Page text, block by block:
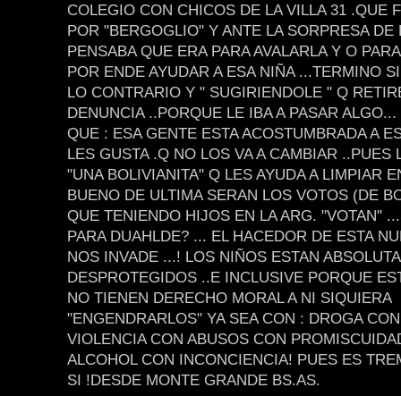
COLEGIO CON CHICOS DE LA VILLA 31 .QUE
POR "BERGOGLIO" Y ANTE LA SORPRESA DE
PENSABA QUE ERA PARA AVALARLA Y O
POR ENDE AYUDAR A ESA NIÑA ...TERMINO
LO CONTRARIO Y " SUGIRIENDOLE " Q
DENUNCIA ..PORQUE LE IBA A PASAR
QUE : ESA GENTE ESTA ACOSTUMBRADA A
LES GUSTA .Q NO LOS VA A CAMBIAR ..PUES
"UNA BOLIVIANITA" Q LES AYUDA A LIMPIAR
BUENO DE ULTIMA SERAN LOS VOTOS (DE
QUE TENIENDO HIJOS EN LA ARG. "VOTAN"
PARA DUAHLDE? ... EL HACEDOR DE ESTA
NOS INVADE ...! LOS NIÑOS ESTAN
DESPROTEGIDOS ..E INCLUSIVE PORQUE
NO TIENEN DERECHO MORAL A NI SIQUIERA
"ENGENDRARLOS" YA SEA CON : DROGA
VIOLENCIA CON ABUSOS CON
ALCOHOL CON INCONCIENCIA! PUES ES
SI !DESDE MONTE GRANDE BS.AS.